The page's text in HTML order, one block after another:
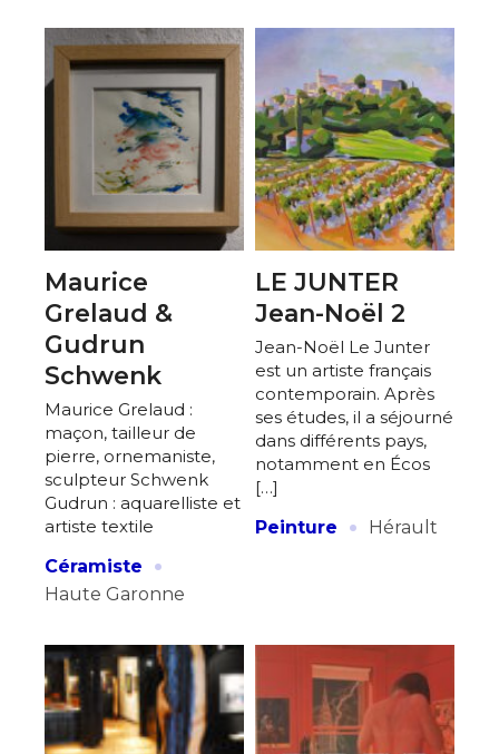
* Champ obligatoire
Maurice
Grelaud &
Gudrun
Schwenk
Maurice Grelaud :
maçon, tailleur de
pierre, ornemaniste,
sculpteur Schwenk
Gudrun : aquarelliste et
artiste textile
Céramiste
·
Haute Garonne
LE JUNTER
Jean-Noël 2
Jean-Noël Le Junter
est un artiste français
contemporain. Après
ses études, il a séjourné
dans différents pays,
notamment en Écos
[…]
Peinture
· Hérault